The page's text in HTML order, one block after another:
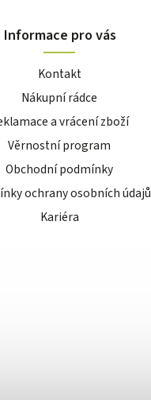
Informace pro vás
Kontakt
Nákupní rádce
a vrácení zboží
Věrnostní program
Obchodní podmínky
ochrany osobních údajů
Kariéra